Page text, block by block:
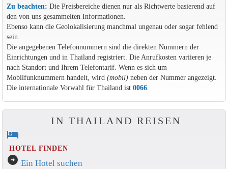
Zu beachten: Die Preisbereiche dienen nur als Richtwerte basierend auf
den von uns gesammelten Informationen.
Ebenso kann die Geolokalisierung manchmal ungenau oder sogar fehlend
sein.
Die angegebenen Telefonnummern sind die direkten Nummern der
Einrichtungen und in Thailand registriert. Die Anrufkosten variieren je
nach Standort und Ihrem Telefontarif. Wenn es sich um
Mobilfunknummern handelt, wird (mobil)neben der Nummer angezeigt.
Die internationale Vorwahl für Thailand ist 0066.
IN THAILAND REISEN
hotel
HOTEL FINDEN
arrow_circle_right Ein Hotel suchen